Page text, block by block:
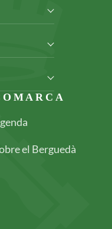
el Berguedà